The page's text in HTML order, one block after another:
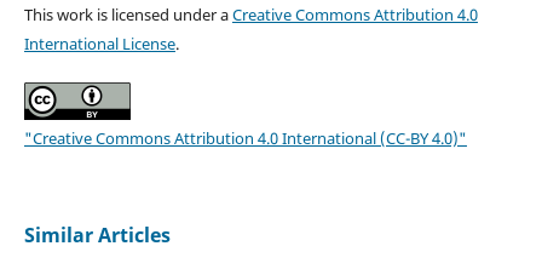
This work is licensed under aCreative Commons Attribution 4.0
International License.
"Creative Commons Attribution 4.0 International (CC-BY 4.0)"
Similar Articles